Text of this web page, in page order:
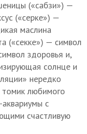
(«сабзи») —
(«серке») —
маслина
(«секке») — символ
здоровья и,
солнце и
нередко
любимого
с
счастливую